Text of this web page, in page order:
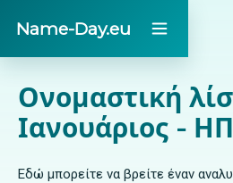
Name-Day.eu
Ονομαστική
Ιανουάριος -
Εδώ μπορείτε να βρείτε έναν